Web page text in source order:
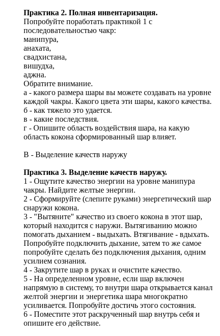
Практика 2. Полная инвентаризация.
Попробуйте поработать практикой 1 с
последовательностью чакр:
манипура,
анахата,
свадхистана,
вишудха,
аджна.
Обратите внимание.
а - какого размера шары вы можете создавать на уровне
каждой чакры. Какого цвета эти шары, какого качества.
б - как тяжело это удается.
в - какие последствия.
г - Опишите область воздействия шара, на какую
область кокона сформированный шар влияет.
В - Выделение качеств наружу
Практика 3. Выделение качеств наружу.
1 - Ощутите качество энергии на уровне манипура
чакры. Найдите желтые энергии.
2 - Сформируйте (слепите руками) энергетический шар
снаружи кокона.
3 - "Вытяните" качество из своего кокона в этот шар,
который находится с наружи. Вытягиванию можно
помогать дыханием - выдыхать. Втягивание - вдыхать.
Попробуйте подключить дыхание, затем то же самое
попробуйте сделать без подключения дыхания, одним
усилием сознания.
4 - Закрутите шар в руках и очистите качество.
5 - На определенном уровне, если шар включен
напрямую в систему, то внутри шара открывается канал
желтой энергии и энергетика шара многократно
усиливается. Попробуйте достичь этого состояния.
6 - Поместите этот раскрученный шар внутрь себя и
опишите его действие.